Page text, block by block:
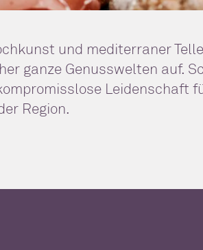
und mediterraner
ganze Genusswelten auf.
Leidenschaft
Region.